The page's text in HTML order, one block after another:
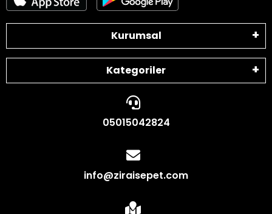
Kurumsal
Kategoriler
05015042824
info@ziraisepet.com